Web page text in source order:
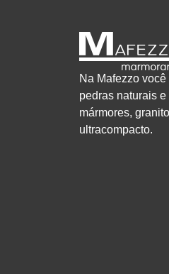
Na Mafezzo
pedras naturais
mármores,
ultracompacto.